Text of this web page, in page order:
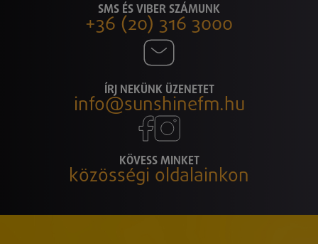
SMS ÉS VIBER SZÁMUNK
+36 (20) 316 3000
ÍRJ NEKÜNK ÜZENETET
info@sunshinefm.hu
KÖVESS MINKET
közösségi oldalainkon